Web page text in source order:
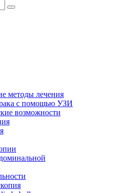
методы лечения
с помощью УЗИ
возможности